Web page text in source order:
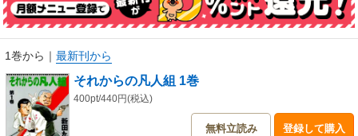
1巻から ｜ 最新刊から
それからの凡人組 1巻
400pt/440円(税込)
無料立読み 登録して購入